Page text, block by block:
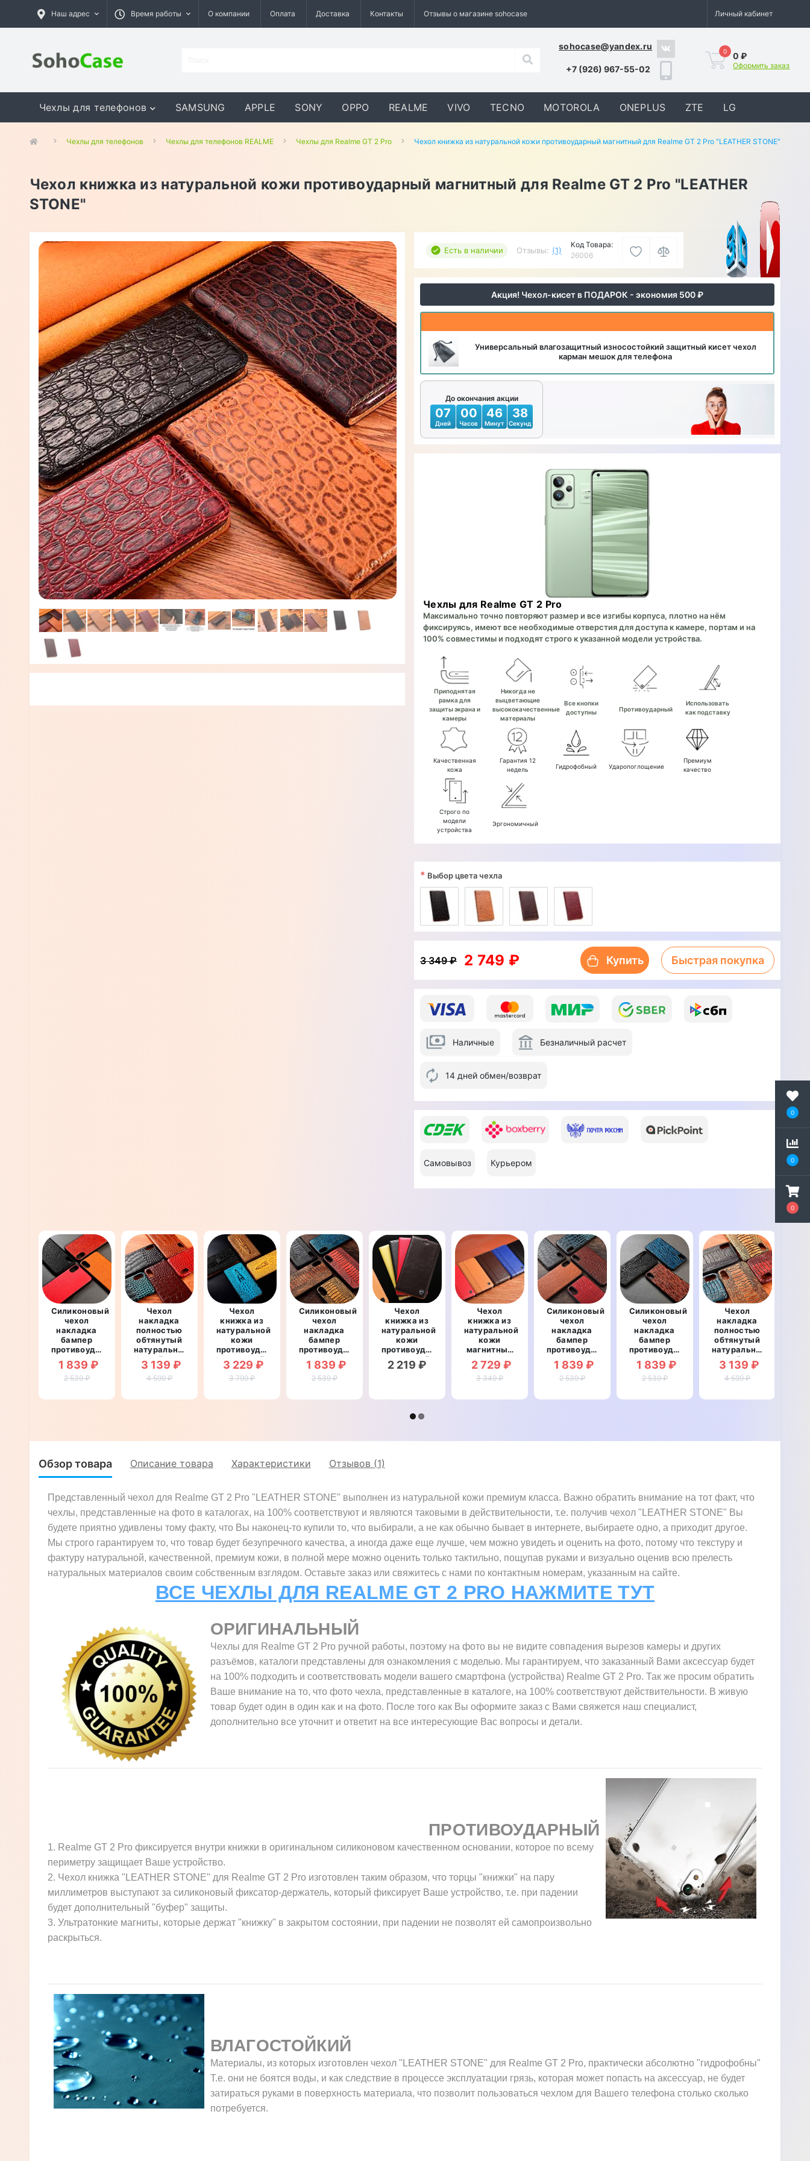
0
0
0
Наш адрес Время работы О компании Оплата Доставка Контакты Отзывы о магазине sohocase Личный кабинет
sohocase@yandex.ru
+7 (926) 967-55-02
0 0 ₽
Оформить заказ
Чехлы для телефонов SAMSUNG APPLE SONY OPPO REALME VIVO TECNO MOTOROLA ONEPLUS ZTE LG
GOOGLE MEIZU ASUS
Чехлы для телефонов Чехлы для телефонов REALME Чехлы для Realme GT 2 Pro Чехол книжка из натуральной кожи противоударный магнитный для Realme GT 2 Pro "LEATHER STONE"
Чехол книжка из натуральной кожи противоударный магнитный для Realme GT 2 Pro "LEATHER
STONE"
Есть в наличии Отзывы: (1)
Код Товара:
26006
Акция! Чехол-кисет в ПОДАРОК - экономия 500 ₽
Универсальный влагозащитный износостойкий защитный кисет чехол
карман мешок для телефона
До окончания акции
07
Дней
00
Часов
46
Минут
37
Секунд
Чехлы для Realme GT 2 Pro
Максимально точно повторяют размер и все изгибы корпуса, плотно на нём
фиксируясь, имеют все необходимые отверстия для доступа к камере, портам и на
100% совместимы и подходят строго к указанной модели устройства.
Приподнятая
рамка для
защиты экрана и
камеры
Никогда не
выцветающие
высококачественные
материалы
Все кнопки
доступны
Противоударный
Использовать
как подставку
Качественная
кожа
Гарантия 12
недель
Гидрофобный Ударопоглощение
Премиум
качество
Строго по
модели
устройства
Эргономичный
Наличные Безналичный расчет
14 дней обмен/возврат
Самовывоз Курьером
* Выбор цвета чехла
2 749 ₽
3 349 ₽ Купить Быстрая покупка
Силиконовый
чехол
накладка
бампер
противоударный
со
вставкой из
натуральной
Realme GT
1 839 ₽
2 539 ₽
Чехол
накладка
полностью
обтянутый
натуральной
кожей для
Realme GT
2 Pro
ZENUS
3 139 ₽
4 599 ₽
Чехол
книжка из
натуральной
кожи
противоударный
магнитный
для Realme
GT 2 Pro
HEAD"
3 229 ₽
3 799 ₽
Силиконовый
чехол
накладка
бампер
противоударный
со
вставкой из
натуральной
Realme GT
1 839 ₽
2 539 ₽
Чехол
книжка из
натуральной
кожи
противоударный
магнитный
для Realme
2 219 ₽
Чехол
книжка из
натуральной
кожи
магнитный
противоударный
для Realme
GT 2 Pro
2 729 ₽
3 349 ₽
Силиконовый
чехол
накладка
бампер
противоударный
со
вставкой из
натуральной
Realme GT
1 839 ₽
2 539 ₽
Силиконовый
чехол
накладка
бампер
противоударный
со
вставкой из
натуральной
Realme GT
1 839 ₽
2 539 ₽
Чехол
накладка
полностью
обтянутый
натуральной
кожей для
Realme GT
2 Pro
СТРАУС
3 139 ₽
4 599 ₽
Обзор товара Описание товара Характеристики Отзывов (1)
Представленный чехол для Realme GT 2 Pro "LEATHER STONE" выполнен из натуральной кожи премиум класса. Важно обратить внимание на тот факт, что
чехлы, представленные на фото в каталогах, на 100% соответствуют и являются таковыми в действительности, т.е. получив чехол "LEATHER STONE" Вы
будете приятно удивлены тому факту, что Вы наконец-то купили то, что выбирали, а не как обычно бывает в интернете, выбираете одно, а приходит другое.
Мы строго гарантируем то, что товар будет безупречного качества, а иногда даже еще лучше, чем можно увидеть и оценить на фото, потому что текстуру и
фактуру натуральной, качественной, премиум кожи, в полной мере можно оценить только тактильно, пощупав руками и визуально оценив всю прелесть
натуральных материалов своим собственным взглядом. Оставьте заказ или свяжитесь с нами по контактным номерам, указанным на сайте.
ВСЕ ЧЕХЛЫ ДЛЯ REALME GT 2 PRO НАЖМИТЕ ТУТ
ОРИГИНАЛЬНЫЙ
Чехлы для Realme GT 2 Pro ручной работы, поэтому на фото вы не видите совпадения вырезов камеры и других
разъёмов, каталоги представлены для ознакомления с моделью. Мы гарантируем, что заказанный Вами аксессуар будет
на 100% подходить и соответствовать модели вашего смартфона (устройства) Realme GT 2 Pro. Так же просим обратить
Ваше внимание на то, что фото чехла, представленные в каталоге, на 100% соответствуют действительности. В живую
товар будет один в один как и на фото. После того как Вы оформите заказ с Вами свяжется наш специалист,
дополнительно все уточнит и ответит на все интересующие Вас вопросы и детали.
ПРОТИВОУДАРНЫЙ
1. Realme GT 2 Pro фиксируется внутри книжки в оригинальном силиконовом качественном основании, которое по всему
периметру защищает Ваше устройство.
2. Чехол книжка "LEATHER STONE" для Realme GT 2 Pro изготовлен таким образом, что торцы "книжки" на пару
миллиметров выступают за силиконовый фиксатор-держатель, который фиксирует Ваше устройство, т.е. при падении
будет дополнительный "буфер" защиты.
3. Ультратонкие магниты, которые держат "книжку" в закрытом состоянии, при падении не позволят ей самопроизвольно
раскрыться.
ВЛАГОСТОЙКИЙ
Материалы, из которых изготовлен чехол "LEATHER STONE" для Realme GT 2 Pro, практически абсолютно "гидрофобны"
Т.е. они не боятся воды, и как следствие в процессе эксплуатации грязь, которая может попасть на аксессуар, не будет
затираться руками в поверхность материала, что позволит пользоваться чехлом для Вашего телефона столько сколько
потребуется.